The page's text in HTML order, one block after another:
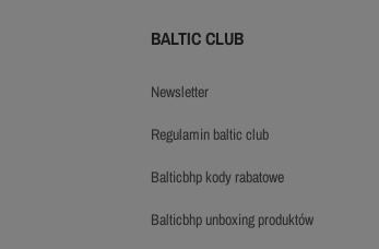
BALTIC CLUB
newsletter
regulamin baltic club
balticbhp kody rabatowe
balticbhp unboxing produktów